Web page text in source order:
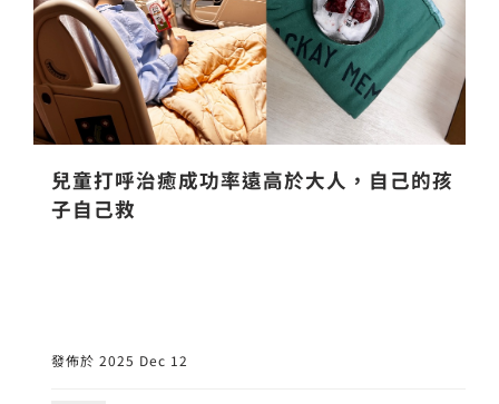
兒童打呼治癒成功率遠高於大人，自己的孩
子自己救
發佈於 2025 Dec 12